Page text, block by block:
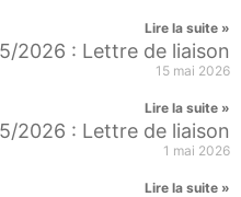
Lire la suite »
2026 : Lettre de liaison
15 mai 2026
Lire la suite »
2026 : Lettre de liaison
1 mai 2026
Lire la suite »